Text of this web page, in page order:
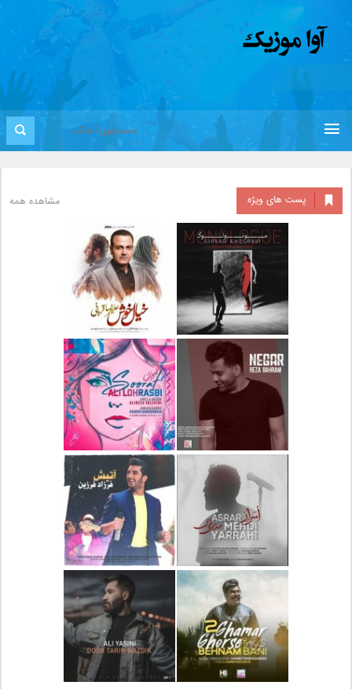
پست های ویژه مشاهده همه
دانلود آلبوم جدید سیروان
خسروی بنام مونولوگ
دانلود آهنگ جدید علیرضا
قربانی بنام خیال خوش
دانلود آهنگ جدید رضا
بهرام بنام نگار
دانلود آهنگ جدید علی
لهراسبی بنام صورت
دانلود آهنگ جدید مهدی
یراحی بنام اسرار
دانلود آهنگ جدید فرزاد
فرزین بنام آتیش